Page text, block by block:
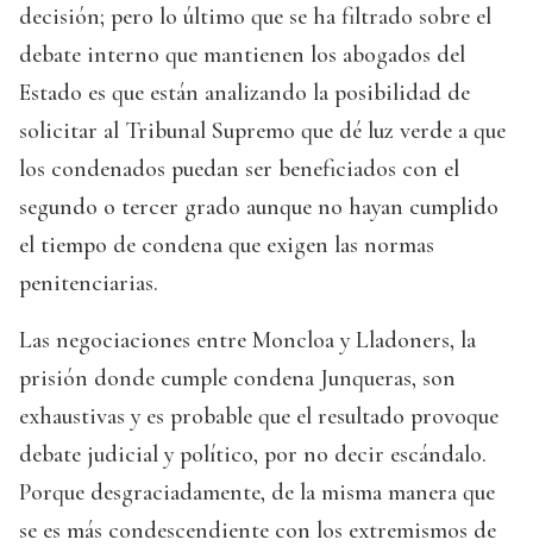
decisión; pero lo último que se ha filtrado sobre el
debate interno que mantienen los abogados del
Estado es que están analizando la posibilidad de
solicitar al Tribunal Supremo que dé luz verde a que
los condenados puedan ser beneficiados con el
segundo o tercer grado aunque no hayan cumplido
el tiempo de condena que exigen las normas
penitenciarias.
Las negociaciones entre Moncloa y Lladoners, la
prisión donde cumple condena Junqueras, son
exhaustivas y es probable que el resultado provoque
debate judicial y político, por no decir escándalo.
Porque desgraciadamente, de la misma manera que
se es más condescendiente con los extremismos de